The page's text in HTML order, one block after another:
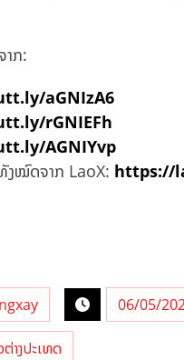
າກ:
aGNIzA6
rGNIEFh
AGNIYvp
ງໝົດຈາກ LaoX: https://
06/05/
ຕ່າງປະເທດ